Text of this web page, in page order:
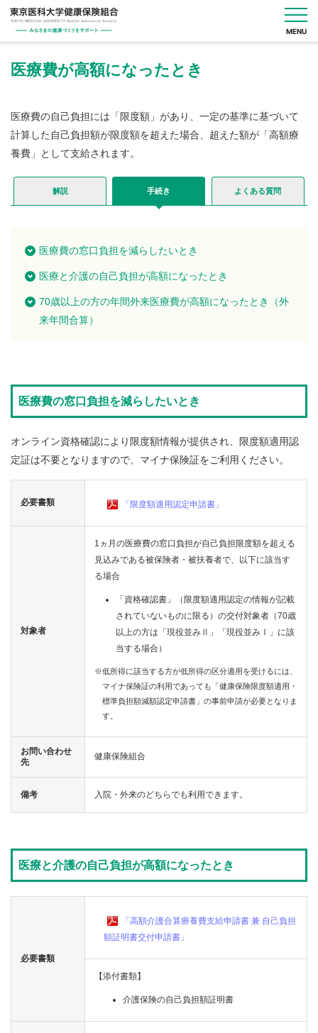
MENU
保
し
く
手
続
き
申
請
一
覧
よ
組
医療費が高額になったとき
医療費の自己負担には「限度額」があり、一定の基準に基づいて
計算した自己負担額が限度額を超えた場合、超えた額が「高額療
養費」として支給されます。
解説 手続き よくある質問
医療費の窓口負担を減らしたいとき
医療と介護の自己負担が高額になったとき
70歳以上の方の年間外来医療費が高額になったとき（外
来年間合算）
医療費の窓口負担を減らしたいとき
オンライン資格確認により限度額情報が提供され、限度額適用認
定証は不要となりますので、マイナ保険証をご利用ください。
必要書類 「限度額適用認定申請書」
対象者
1ヵ月の医療費の窓口負担が自己負担限度額を超える
見込みである被保険者・被扶養者で、以下に該当す
る場合
「資格確認書」（限度額適用認定の情報が記載
されていないものに限る）の交付対象者（70歳
以上の方は「現役並みⅡ」「現役並みⅠ」に該
当する場合）
※低所得に該当する方が低所得の区分適用を受けるには、
マイナ保険証の利用であっても「健康保険限度額適用・
標準負担額減額認定申請書」の事前申請が必要となりま
す。
お問い合わせ
先
健康保険組合
備考 入院・外来のどちらでも利用できます。
医療と介護の自己負担が高額になったとき
必要書類
「高額介護合算療養費支給申請書 兼 自己負担
額証明書交付申請書」
【添付書類】
介護保険の自己負担額証明書